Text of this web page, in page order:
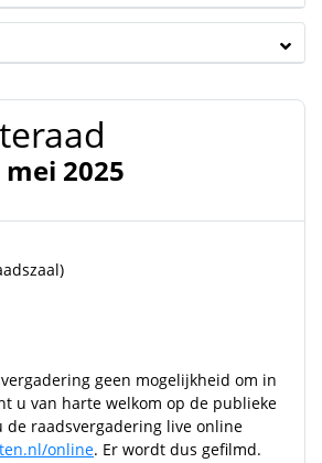
2025
geen mogelijkheid om in
u van harte welkom op de publieke
de raadsvergadering live online
online. Er wordt dus gefilmd.